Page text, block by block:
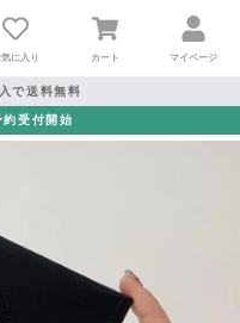
気に入り カート マイページ
で送料無料
受付開始